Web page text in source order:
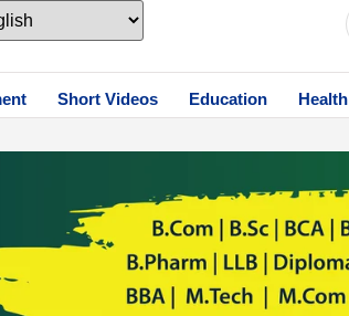
Short Videos Education Health